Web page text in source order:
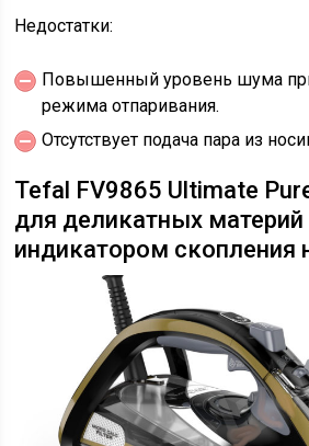
Недостатки:
Повышенный уровень шума
режима отпаривания.
Отсутствует подача пара из
Tefal FV9865 Ultimate
для деликатных материй
индикатором скопления